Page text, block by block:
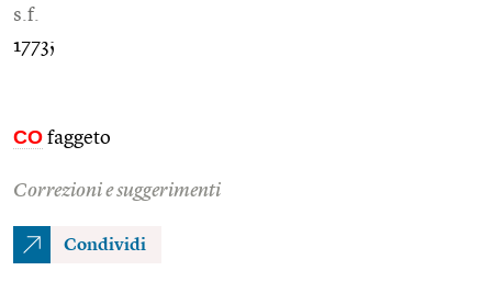
s.f.
1773;
CO faggeto
Correzioni e suggerimenti
Condividi